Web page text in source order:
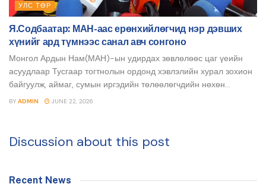
УЛС ТӨР
Я.Содбаатар: МАН-аас ерөнхийлөгчид нэр дэвших
хүнийг ард түмнээс санал авч сонгоно
Монгол Ардын Нам(МАН)-ын удирдах зөвлөлөөс цаг үеийн
асуудлаар Тусгаар тогтнолын ордонд хэвлэлийн хурал зохион
байгуулж, аймаг, сумын иргэдийн төлөөлөгчдийн нөхөн...
BY ADMIN JUNE 22, 2026
Discussion about this post
Recent News